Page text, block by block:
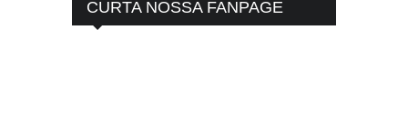
CURTA NOSSA FANPAGE